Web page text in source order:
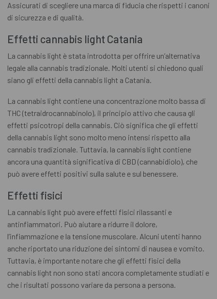
Assicurati di scegliere una marca di fiducia che rispetti i canoni
di sicurezza e di qualità.
Effetti cannabis light Catania
La cannabis light è stata introdotta per offrire un’alternativa
legale alla cannabis tradizionale. Molti utenti si chiedono quali
siano gli effetti della cannabis light a Catania.
La cannabis light contiene una concentrazione molto bassa di
THC (tetraidrocannabinolo), il principio attivo che causa gli
effetti psicotropi della cannabis. Ciò significa che gli effetti
della cannabis light sono molto meno intensi rispetto alla
cannabis tradizionale. Tuttavia, la cannabis light contiene
ancora una quantità significativa di CBD (cannabidiolo), che
può avere effetti positivi sulla salute e sul benessere.
Effetti fisici
La cannabis light può avere effetti fisici rilassanti e
antinfiammatori. Può aiutare a ridurre il dolore,
l’infiammazione e la tensione muscolare. Alcuni utenti hanno
anche riportato una riduzione dei sintomi di nausea e vomito.
Tuttavia, è importante notare che gli effetti fisici della
cannabis light non sono stati ancora completamente studiati e
che i risultati possono variare da persona a persona.